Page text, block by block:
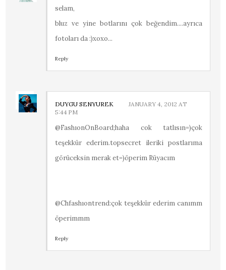
selam,
bluz ve yine botlarını çok beğendim....ayrıca
fotoları da :)xoxo...
Reply
DUYGU SENYUREK
JANUARY 4, 2012 AT
5:44 PM
@FashıonOnBoard;haha cok tatlısın=)çok
teşekkür ederim.topsecret ileriki postlarıma
görüceksin merak et=)öperim Rüyacım
@Chfashıontrend:çok teşekkür ederim canımm
öperimmm
Reply